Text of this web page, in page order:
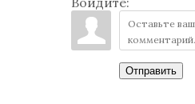
Отправить